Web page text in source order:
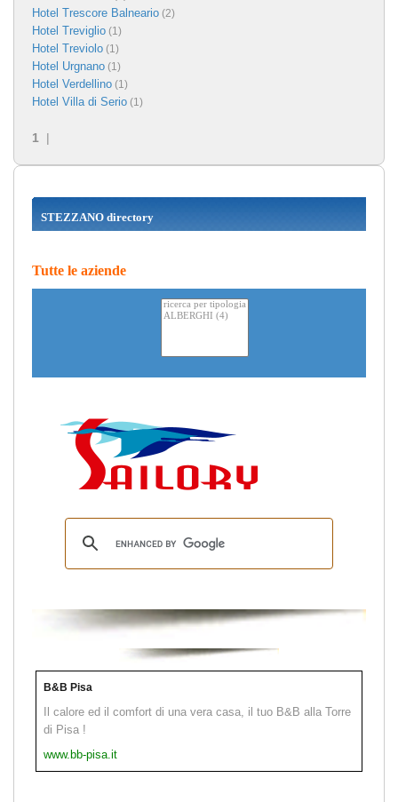
Hotel Trescore Balneario (2)
Hotel Treviglio (1)
Hotel Treviolo (1)
Hotel Urgnano (1)
Hotel Verdellino (1)
Hotel Villa di Serio (1)
1 |
STEZZANO directory
Tutte le aziende
B&B Pisa
Il calore ed il comfort di una vera casa, il tuo B&B alla Torre
di Pisa !
www.bb-pisa.it